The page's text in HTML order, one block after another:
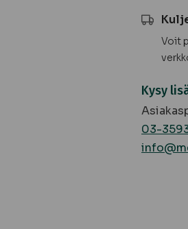
Voit
Kysy
03-